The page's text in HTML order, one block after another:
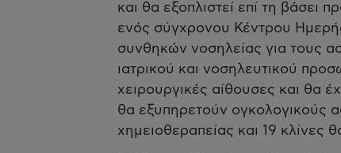
και θα εξοπλιστεί επί τη βάσει
ενός σύγχρονου Κέντρου
συνθηκών νοσηλείας για τους
ιατρικού και νοσηλευτικού
χειρουργικές αίθουσες και θα
θα εξυπηρετούν ογκολογικούς
χημειοθεραπείας και 19 κλίνες